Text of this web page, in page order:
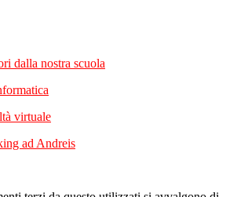
dalla nostra scuola
virtuale
ad Andreis